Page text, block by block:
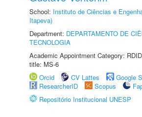
School: Instituto de Ciências e
Itapeva)
Department: DEPARTAMENTO DE
TECNOLOGIA
Academic Appointment Category:
title: MS-6
Orcid
CV Lattes
Google
ResearcherID
Scopus
Repositório Institucional UNESP